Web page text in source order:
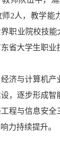
2人，教学能
职业院校技能
省大学生职业
济与计算机产
，逐步形成智
程与信息安全
力持续提升。